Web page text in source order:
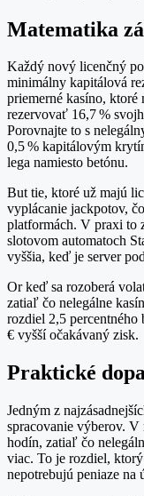
Matematika
Každý nový licenčný
minimálny kapitálová
priemerné kasíno,
rezervovať 16,7 %
Porovnajte to s
0,5 % kapitálovým
lega namiesto betónu.
But tie, ktoré už majú
vyplácanie jackpotov,
platformách. V praxi to
slotovom automatoch
vyššia, keď je server
Or keď sa rozoberá
zatiaľ čo nelegálne
rozdiel 2,5 percentného
€ vyšší očakávaný zisk.
Praktické
Jedným z
spracovanie výberov.
hodín, zatiaľ čo
viac. To je rozdiel,
nepotrebujú peniaze na